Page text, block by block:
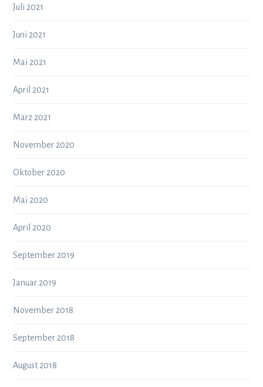
Juli 2021
Juni 2021
Mai 2021
April 2021
März 2021
November 2020
Oktober 2020
Mai 2020
April 2020
September 2019
Januar 2019
November 2018
September 2018
August 2018